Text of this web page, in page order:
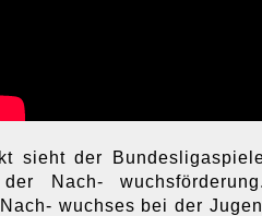
sieht der
Nach-
wuchses bei der